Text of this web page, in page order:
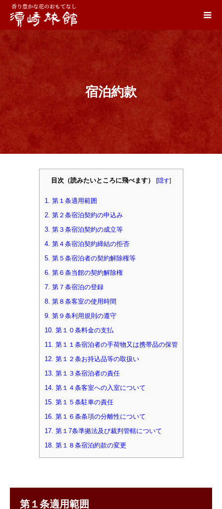
宿泊約款
目次（読みたいところに飛べます） [隠す]
1. 第１条適用範囲
2. 第２条宿泊契約の申込み
3. 第３条宿泊契約の成立等
4. 第４条宿泊契約締結の拒否
5. 第５条宿泊者の契約解除権等
6. 第６条当館の契約解除権
7. 第７条宿泊の登録
8. 第８条客室の使用時間
9. 第９条利用規則の遵守
10. 第１０条料金の支払
11. 第１１条宿泊者の手荷物又は携帯品の保管
12. 第１２条お持込品等の取扱い
13. 第１３条宿泊者の責任
14. 第１４条客室への入室について
15. 第１５条駐車の責任
16. 第１６条条項の分離性について
17. 第１7条準拠法及び裁判管轄について
18. 第１８条宿泊約款の変更
第１条適用範囲